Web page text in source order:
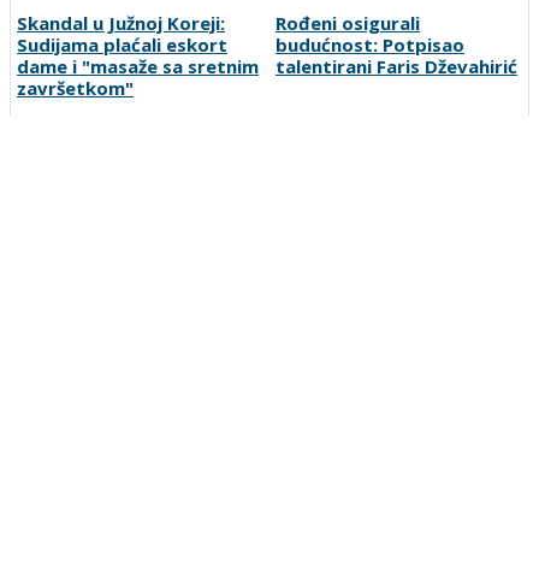
Skandal u Južnoj Koreji:
Sudijama plaćali eskort
dame i "masaže sa sretnim
završetkom"
Rođeni osigurali
budućnost: Potpisao
talentirani Faris Dževahirić